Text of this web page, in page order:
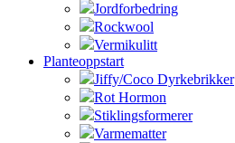
Jordforbedring
Rockwool
Vermikulitt
Planteoppstart
Jiffy/Coco Dyrkebrikker
Rot Hormon
Stiklingsformerer
Varmematter